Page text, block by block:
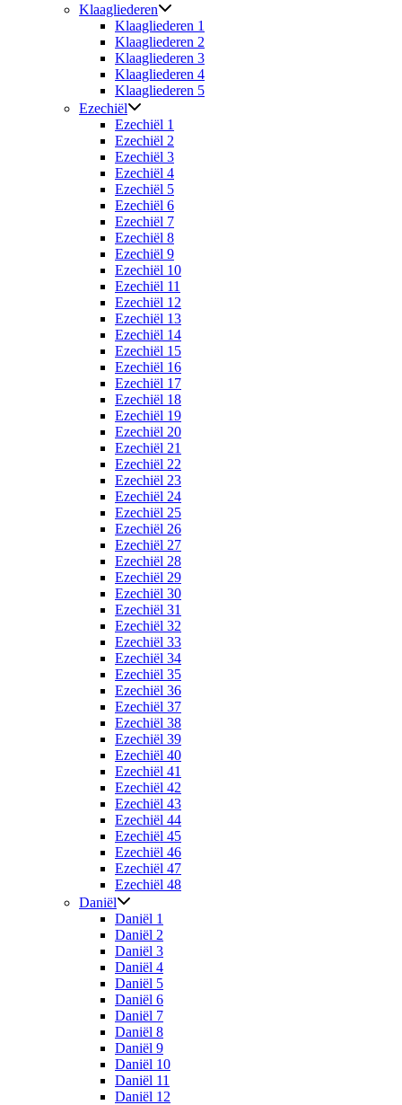
Klaagliederen
Klaagliederen 1
Klaagliederen 2
Klaagliederen 3
Klaagliederen 4
Klaagliederen 5
Ezechiël
Ezechiël 1
Ezechiël 2
Ezechiël 3
Ezechiël 4
Ezechiël 5
Ezechiël 6
Ezechiël 7
Ezechiël 8
Ezechiël 9
Ezechiël 10
Ezechiël 11
Ezechiël 12
Ezechiël 13
Ezechiël 14
Ezechiël 15
Ezechiël 16
Ezechiël 17
Ezechiël 18
Ezechiël 19
Ezechiël 20
Ezechiël 21
Ezechiël 22
Ezechiël 23
Ezechiël 24
Ezechiël 25
Ezechiël 26
Ezechiël 27
Ezechiël 28
Ezechiël 29
Ezechiël 30
Ezechiël 31
Ezechiël 32
Ezechiël 33
Ezechiël 34
Ezechiël 35
Ezechiël 36
Ezechiël 37
Ezechiël 38
Ezechiël 39
Ezechiël 40
Ezechiël 41
Ezechiël 42
Ezechiël 43
Ezechiël 44
Ezechiël 45
Ezechiël 46
Ezechiël 47
Ezechiël 48
Daniël
Daniël 1
Daniël 2
Daniël 3
Daniël 4
Daniël 5
Daniël 6
Daniël 7
Daniël 8
Daniël 9
Daniël 10
Daniël 11
Daniël 12